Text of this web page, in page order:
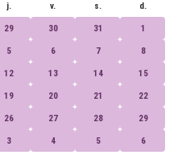
j. v. s. d.
29 30 31 1
5 6 7 8
12 13 14 15
19 20 21 22
26 27 28 29
3 4 5 6